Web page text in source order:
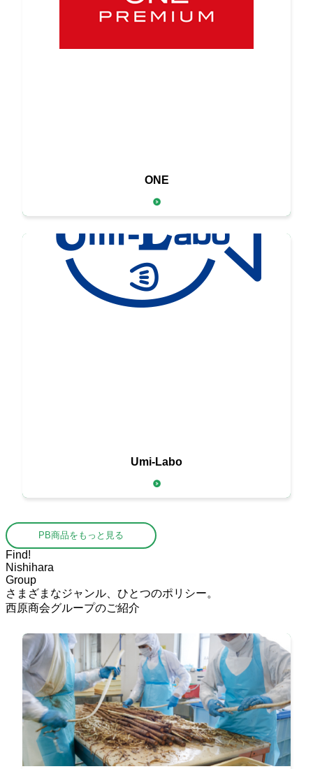
そのひと皿を特別なオンリーワンにする
高品質な定番ブランド「ONE」。
ONE
新鮮な海の幸を
お届けする
Umi-Labo
PB商品をもっと見る
Find!
Nishihara
Group
さまざまなジャンル、ひとつのポリシー。
西原商会グループのご紹介